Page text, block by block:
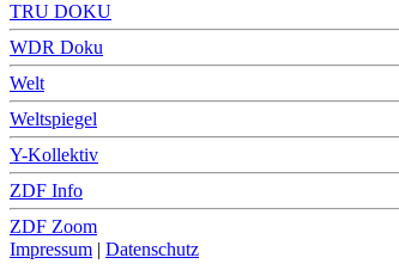
TRU DOKU
WDR Doku
Welt
Weltspiegel
Y-Kollektiv
ZDF Info
ZDF Zoom
Impressum | Datenschutz